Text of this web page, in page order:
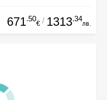
671.50
€ / 1313.34
лв.